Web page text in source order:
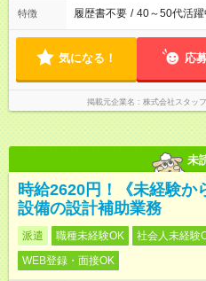
特徴 履歴書不要 / 40～50代活躍
気になる！ 応
掲載元企業名 株式会社スタッ
未
時給2620円！《未経験か
設備の設計補助業務
派遣 職種未経験OK 社会人未経験
WEB登録・面接OK